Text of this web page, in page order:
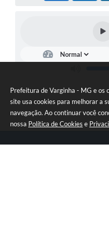
Prefeitura de Varginha - MG e os
site usa cookies para melhorar a
navegação. Ao continuar você
nossa Política de Cookies e